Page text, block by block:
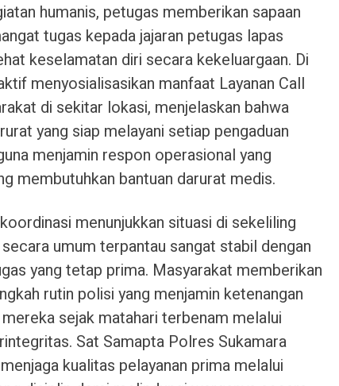
humanis, petugas memberikan sapaan
tugas kepada jajaran petugas lapas
keselamatan diri secara kekeluargaan. Di
menyosialisasikan manfaat Layanan Call
di sekitar lokasi, menjelaskan bahwa
yang siap melayani setiap pengaduan
menjamin respon operasional yang
membutuhkan bantuan darurat medis.
menunjukkan situasi di sekeliling
umum terpantau sangat stabil dengan
yang tetap prima. Masyarakat memberikan
rutin polisi yang menjamin ketenangan
sejak matahari terbenam melalui
Sat Samapta Polres Sukamara
kualitas pelayanan prima melalui